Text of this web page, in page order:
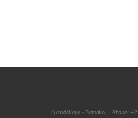
Phone:
Hamdallaye - Bamako,